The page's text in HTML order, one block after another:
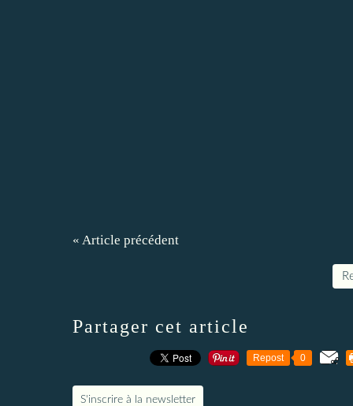
« Article précédent
Partager cet article
Repost 0
S'inscrire à la newsletter